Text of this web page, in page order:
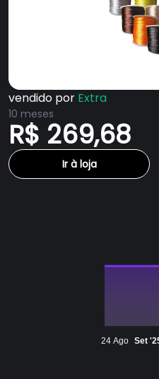
vendido por Extra
10 meses
R$ 269,68
Ir à loja
24 Ago Set